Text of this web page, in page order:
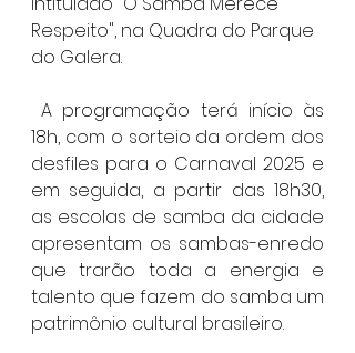
Respeito", na Quadra do Parque
do Galera.
A programação terá início às
18h, com o sorteio da ordem dos
desfiles para o Carnaval 2025 e
em seguida, a partir das 18h30,
as escolas de samba da cidade
apresentam os sambas-enredo
que trarão toda a energia e
talento que fazem do samba um
patrimônio cultural brasileiro.